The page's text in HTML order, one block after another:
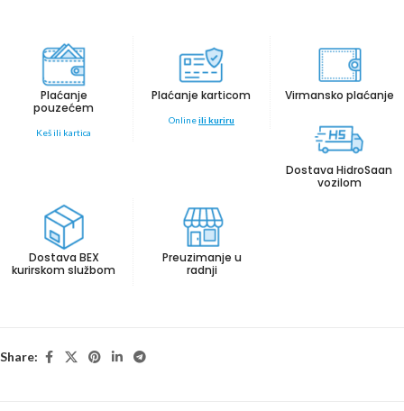
Plaćanje
pouzećem
Keš ili kartica
Plaćanje karticom
Onlineili kuriru
Virmansko plaćanje
Dostava HidroSaan
vozilom
Dostava BEX
kurirskom službom
Preuzimanje u
radnji
Share: